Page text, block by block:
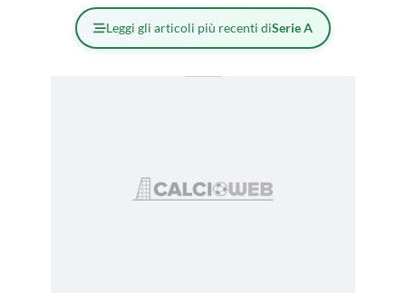
Leggi gli articoli più recenti diSerie A